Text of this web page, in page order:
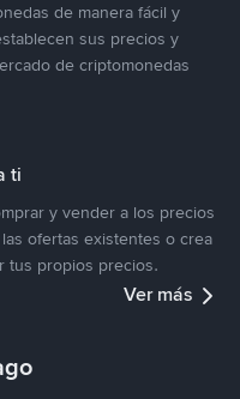
de manera fácil y
sus precios y
de criptomonedas
ti
y vender a los precios
ofertas existentes o crea
tus propios precios.
Ver más